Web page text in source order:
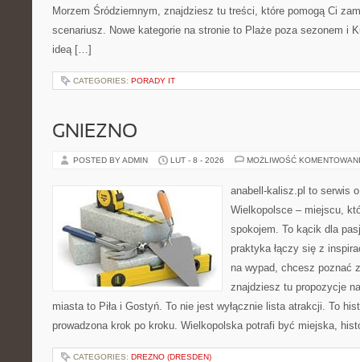
Morzem Śródziemnym, znajdziesz tu treści, które pomogą Ci
scenariusz. Nowe kategorie na stronie to Plaże poza sezonem i
ideą […]
CATEGORIES: PORADY IT
GNIEZNO
POSTED BY ADMIN LUT - 8 - 2026 MOŻLIWOŚĆ
anabell-kalisz.pl to serwis
Wielkopolsce – miejscu,
spokojem. To kącik dla
praktyka łączy się z
na wypad, chcesz poznać
znajdziesz tu propozycje
miasta to Piła i Gostyń. To nie jest wyłącznie lista atrakcji. To
prowadzona krok po kroku. Wielkopolska potrafi być miejska,
CATEGORIES: DREZNO (DRESDEN)